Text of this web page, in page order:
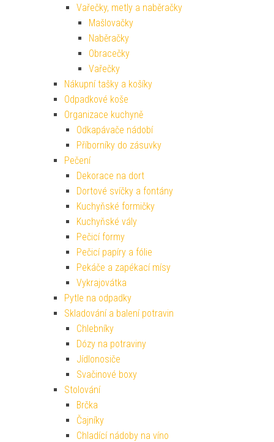
Vařečky, metly a naběračky
Mašlovačky
Naběračky
Obracečky
Vařečky
Nákupní tašky a košíky
Odpadkové koše
Organizace kuchyně
Odkapávače nádobí
Příborníky do zásuvky
Pečení
Dekorace na dort
Dortové svíčky a fontány
Kuchyňské formičky
Kuchyňské vály
Pečicí formy
Pečicí papíry a fólie
Pekáče a zapékací mísy
Vykrajovátka
Pytle na odpadky
Skladování a balení potravin
Chlebníky
Dózy na potraviny
Jídlonosiče
Svačinové boxy
Stolování
Brčka
Čajníky
Chladící nádoby na víno